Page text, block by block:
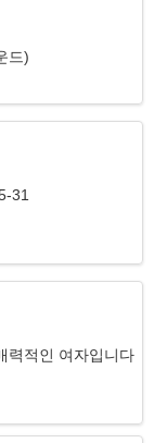
드)
31
력적인 여자입니다